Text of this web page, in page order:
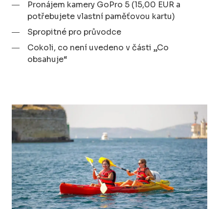
Pronájem kamery GoPro 5 (15,00 EUR a
potřebujete vlastní paměťovou kartu)
Spropitné pro průvodce
Cokoli, co není uvedeno v části „Co
obsahuje“